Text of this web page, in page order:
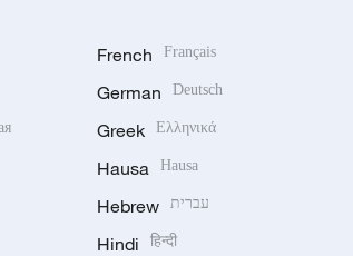
French Français
German Deutsch
Greek Ελληνικά
Hausa Hausa
Hebrew עברית
Hindi हिन्दी